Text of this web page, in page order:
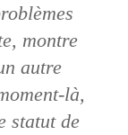
montre
autre
là,
statut de